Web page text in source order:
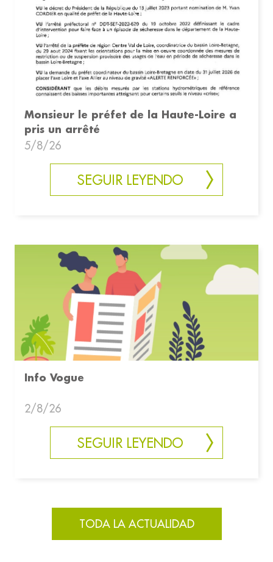
Monsieur le préfet de la Haute-Loire a
pris un arrêté
5/8/26
SEGUIR LEYENDO
Info Vogue
2/8/26
SEGUIR LEYENDO
TODA LA ACTUALIDAD